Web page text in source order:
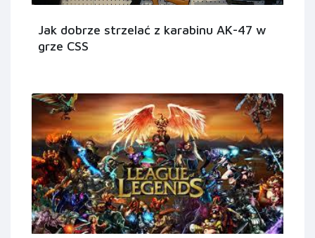
Jak dobrze strzelać z karabinu AK-47 w
grze CSS